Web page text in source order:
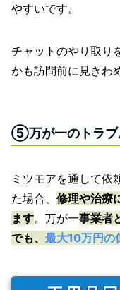
やすいです。
チャットのやり取り
かも訪問前に見きわ
⑤万が一のトラブ
ミツモアを通して依
た場合、 修理や治療
ます。万が一事業者
でも、 最大10万円の